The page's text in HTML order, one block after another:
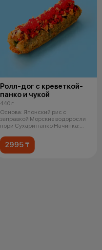
Ролл-дог с креветкой-
панко и чукой
440 г
Основа: Японский рис с
заправкой Морские водоросли
нори Сухари панко Начинка:
2995 ₸